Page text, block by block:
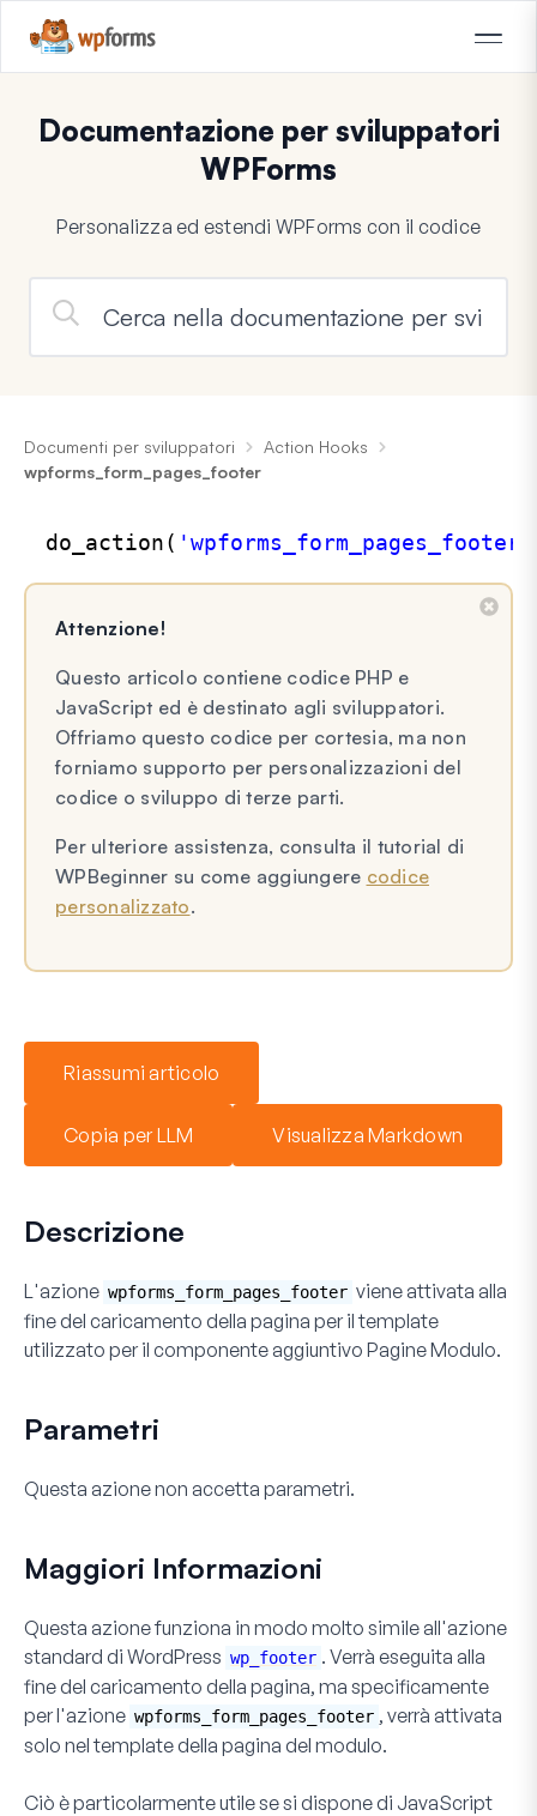
Documentazione per sviluppatori
WPForms
Personalizza ed estendi WPForms con il codice
Documenti per sviluppatori
Action Hooks
wpforms_form_pages_footer
do_action( 'wpforms_form_pages_footer'
Attenzione!
Questo articolo contiene codice PHP e
JavaScript ed è destinato agli sviluppatori.
Offriamo questo codice per cortesia, ma non
forniamo supporto per personalizzazioni del
codice o sviluppo di terze parti.
Per ulteriore assistenza, consulta il tutorial di
WPBeginner su come aggiungere codice
personalizzato.
Riassumi articolo
Copia per LLM Visualizza Markdown
Descrizione
L'azione wpforms_form_pages_footer viene attivata alla
fine del caricamento della pagina per il template
utilizzato per il componente aggiuntivo Pagine Modulo.
Parametri
Questa azione non accetta parametri.
Maggiori Informazioni
Questa azione funziona in modo molto simile all'azione
standard di WordPress wp_footer . Verrà eseguita alla
fine del caricamento della pagina, ma specificamente
per l'azione wpforms_form_pages_footer , verrà attivata
solo nel template della pagina del modulo.
Ciò è particolarmente utile se si dispone di JavaScript